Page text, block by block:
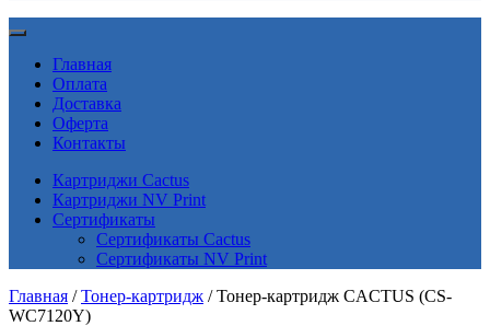
Главная
Оплата
Доставка
Оферта
Контакты
Картриджи Cactus
Картриджи NV Print
Сертификаты
Сертификаты Cactus
Сертификаты NV Print
Главная /Тонер-картридж / Тонер-картридж CACTUS (CS-
WC7120Y)